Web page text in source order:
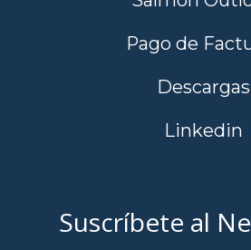
Pago de
Descargas
Linkedin
Suscríbete al